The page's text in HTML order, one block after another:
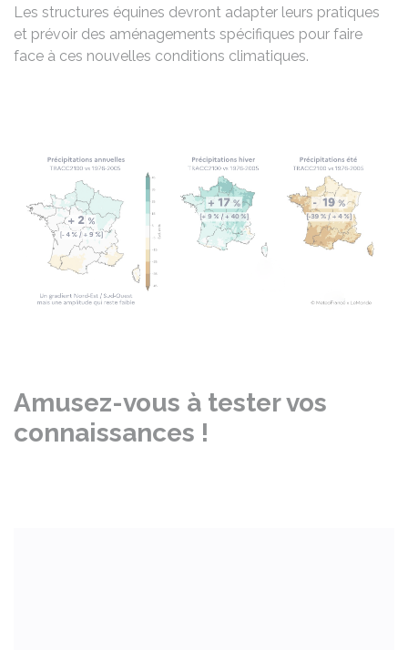
Les structures équines devront adapter leurs pratiques
et prévoir des aménagements spécifiques pour faire
face à ces nouvelles conditions climatiques.
Amusez-vous à tester vos
connaissances !